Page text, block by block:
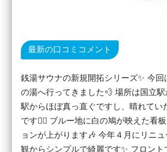
最新の口コミコメント
銭湯サウナの新規開拓シリーズ✨ 今
の湯へ行ってきました💨 場所は国立
駅からほぼ真っ直ぐですし、晴れてい
です🚶‍♂️ ブルー地に白の鳩が映えた看
ョンが上がります🎶 今年４月にリニ
観からシンプルで綺麗です✨ フロン